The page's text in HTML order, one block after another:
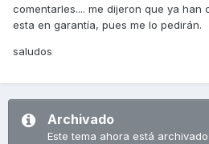
comentarles.... me dijeron que ya han
esta en garantía, pues me lo pedirán.
saludos
Archivado
Este tema ahora está